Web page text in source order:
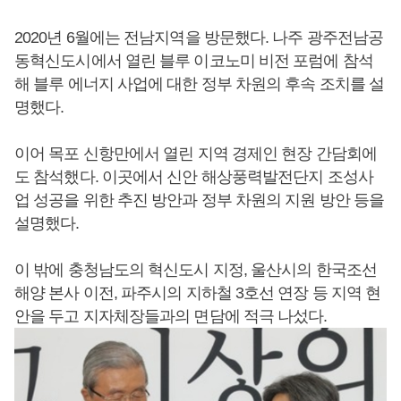
2020년 6월에는 전남지역을 방문했다. 나주 광주전남공
동혁신도시에서 열린 블루 이코노미 비전 포럼에 참석
해 블루 에너지 사업에 대한 정부 차원의 후속 조치를 설
명했다.
이어 목포 신항만에서 열린 지역 경제인 현장 간담회에
도 참석했다. 이곳에서 신안 해상풍력발전단지 조성사
업 성공을 위한 추진 방안과 정부 차원의 지원 방안 등을
설명했다.
이 밖에 충청남도의 혁신도시 지정, 울산시의 한국조선
해양 본사 이전, 파주시의 지하철 3호선 연장 등 지역 현
안을 두고 지자체장들과의 면담에 적극 나섰다.